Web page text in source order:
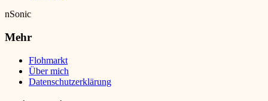
nSonic
Mehr
Flohmarkt
Über mich
Datenschutzerklärung